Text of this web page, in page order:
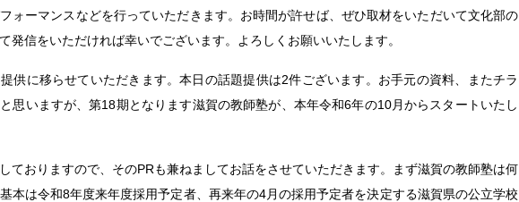
ォーマンスなどを行っていただきます。お時間が許せば、ぜひ取材をいただいて文化部の
発信をいただければ幸いでございます。よろしくお願いいたします。
供に移らせていただきます。本日の話題提供は2件ございます。お手元の資料、またチラ
思いますが、第18期となります滋賀の教師塾が、本年令和6年の10月からスタートいたし
ておりますので、そのPRも兼ねましてお話をさせていただきます。まず滋賀の教師塾は何
本は令和8年度来年度採用予定者、再来年の4月の採用予定者を決定する滋賀県の公立学校